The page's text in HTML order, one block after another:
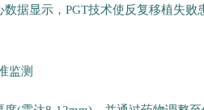
据显示，PGT技术使反复移植失
监测